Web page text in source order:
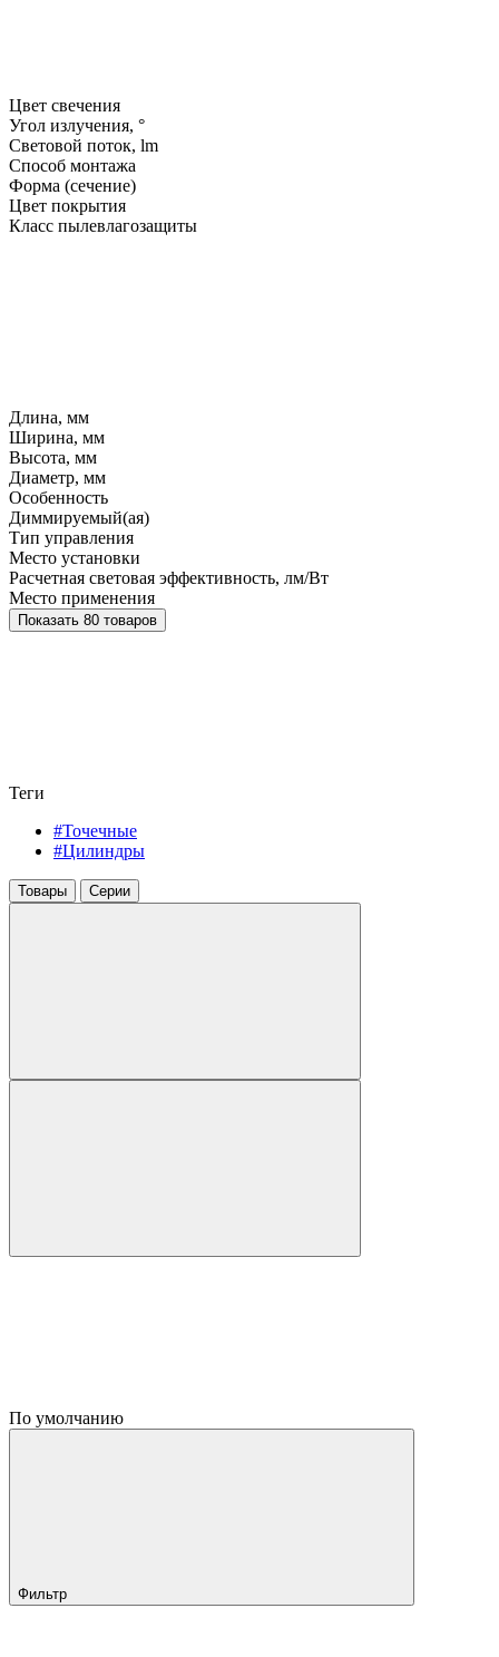
Цвет свечения
Угол излучения, °
Световой поток, lm
Способ монтажа
Форма (сечение)
Цвет покрытия
Класс пылевлагозащиты
Длина, мм
Ширина, мм
Высота, мм
Диаметр, мм
Особенность
Диммируемый(ая)
Тип управления
Место установки
Расчетная световая эффективность, лм/Вт
Место применения
Показать 80 товаров
Теги
#Точечные
#Цилиндры
Товары Серии
По умолчанию
Фильтр